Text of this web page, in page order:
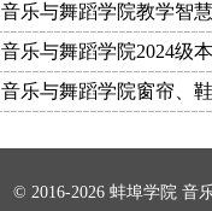
音乐与舞蹈学院教学智
音乐与舞蹈学院2024级
音乐与舞蹈学院窗帘、
© 2016-2026 蚌埠学院音